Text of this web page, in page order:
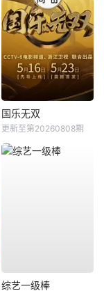
国乐无双
更新至第20260808期
综艺一级棒